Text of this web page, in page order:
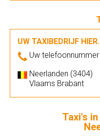
UW TAXIBEDRIJF
Uw telefoonnummer
Neerlanden (3404)
Vlaams Brabant
Taxi's